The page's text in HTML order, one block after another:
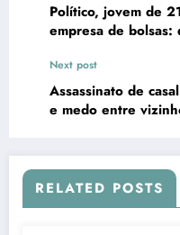
Político, jovem de
empresa de bolsas:
Next post
Assassinato de
e medo entre
RELATED POSTS